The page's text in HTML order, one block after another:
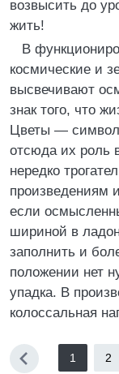
возвысить до
жить!
В
космические и
высвечивают
знак того, что
Цветы —
отсюда их роль
нередко
произведениям
если
шириной в
заполнить и
положении нет
упадка. В
колоссальная
1 2